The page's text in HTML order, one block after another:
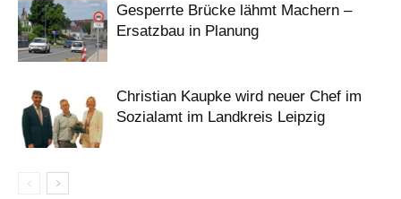
Gesperrte Brücke lähmt Machern –
Ersatzbau in Planung
Christian Kaupke wird neuer Chef im
Sozialamt im Landkreis Leipzig